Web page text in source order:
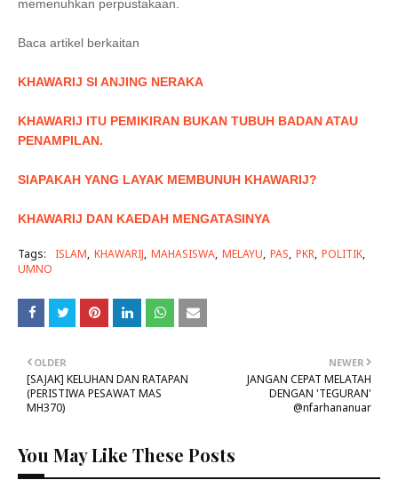
memenuhkan perpustakaan.
Baca artikel berkaitan
KHAWARIJ SI ANJING NERAKA
KHAWARIJ ITU PEMIKIRAN BUKAN TUBUH BADAN ATAU
PENAMPILAN.
SIAPAKAH YANG LAYAK MEMBUNUH KHAWARIJ?
KHAWARIJ DAN KAEDAH MENGATASINYA
Tags: ISLAM KHAWARIJ MAHASISWA MELAYU PAS PKR POLITIK
UMNO
NEWER
JANGAN CEPAT MELATAH
DENGAN 'TEGURAN'
@nfarhananuar
OLDER
[SAJAK] KELUHAN DAN RATAPAN
(PERISTIWA PESAWAT MAS
MH370)
You May Like These Posts